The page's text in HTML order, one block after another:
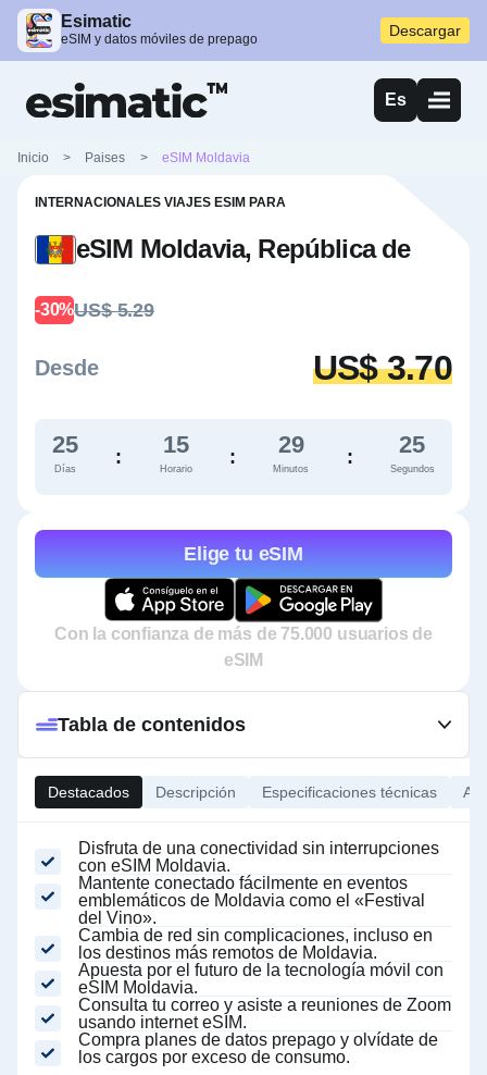
Esimatic
eSIM y datos móviles de prepago Descargar
Es
Inicio > Paises > eSIM Moldavia
INTERNACIONALES VIAJES ESIM PARA
eSIM Moldavia, República de
-30%US$ 5.29
Desde US$ 3.70
25
Días
: 15
Horario
: 29
Minutos
: 24
Segundos
Elige tu eSIM
Con la confianza de más de 75.000 usuarios de
eSIM
Destacados Descripción Especificaciones técnicas
Disfruta de una conectividad sin interrupciones
con eSIM Moldavia.
Mantente conectado fácilmente en eventos
emblemáticos de Moldavia como el «Festival
del Vino».
Cambia de red sin complicaciones, incluso en
los destinos más remotos de Moldavia.
Apuesta por el futuro de la tecnología móvil con
eSIM Moldavia.
Consulta tu correo y asiste a reuniones de Zoom
usando internet eSIM.
Compra planes de datos prepago y olvídate de
los cargos por exceso de consumo.
Tabla de contenidos